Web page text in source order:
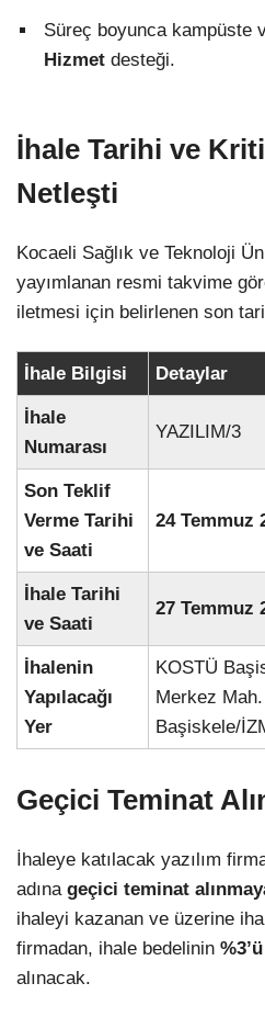
Süreç boyunca kampüste
Hizmet desteği.
İhale Tarihi ve
Netleşti
Kocaeli Sağlık ve Teknoloji
yayımlanan resmi takvime
iletmesi için belirlenen son
İhale Bilgisi Detaylar
İhale
Numarası
YAZILIM/3
Son Teklif
Verme Tarihi
ve Saati
24 Temmuz
İhale Tarihi
ve Saati
27 Temmuz
İhalenin
Yapılacağı
Yer
KOSTÜ
Merkez
Başiskele/
Geçici Teminat
İhaleye katılacak yazılım
adına geçici teminat
ihaleyi kazanan ve üzerine
firmadan, ihale bedelinin
alınacak.